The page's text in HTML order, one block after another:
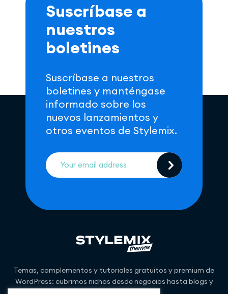
Suscríbase a
nuestros
boletines
Suscríbase a nuestros
boletines y manténgase
informado sobre los
nuevos lanzamientos y
otros eventos de Stylemix.
Temas, complementos y tutoriales gratuitos y premium de
WordPress: cubrimos nichos desde negocios hasta blogs y